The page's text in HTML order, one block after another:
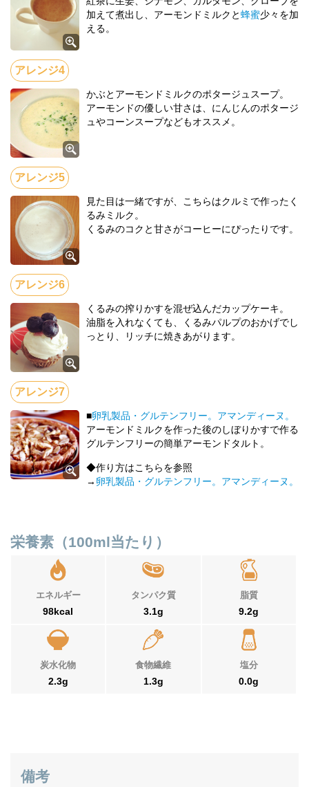
加えて煮出し、アーモンドミルクと蜂蜜少々を加
える。
かぶとアーモンドミルクのポタージュスープ。
アーモンドの優しい甘さは、にんじんのポタージ
ュやコーンスープなどもオススメ。
見た目は一緒ですが、こちらはクルミで作ったく
るみミルク。
くるみのコクと甘さがコーヒーにぴったりです。
くるみの搾りかすを混ぜ込んだカップケーキ。
油脂を入れなくても、くるみパルプのおかげでし
っとり、リッチに焼きあがります。
■卵乳製品・グルテンフリー。アマンディーヌ。
アーモンドミルクを作った後のしぼりかすで作る
グルテンフリーの簡単アーモンドタルト。
◆作り方はこちらを参照
→ 卵乳製品・グルテンフリー。アマンディーヌ。
栄養素（100ml当たり）
エネルギー
98kcal
タンパク質
3.1g
脂質
9.2g
炭水化物
2.3g
食物繊維
1.3g
塩分
0.0g
備考